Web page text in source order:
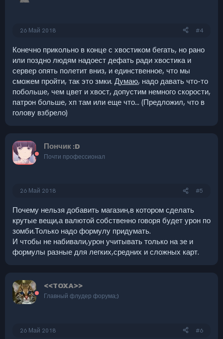
26 Май 2018 #4
Конечно прикольно в конце с хвостиком бегать, но рано
или поздно людям надоест дефать ради хвостика и
сервер опять полетит вниз, и единственное, что мы
сможем пройти, так это змки. Думаю, надо давать что-то
побольше, чем цвет и хвост, допустим немного скорости,
патрон больше, хп там или еще что... (Предложил, что в
голову взбрело)
Пончик :D
Почти профессионал
26 Май 2018 #5
Почему нельзя добавить магазин,в котором сделать
крутые вещи,а валютой собственно говоря будет урон по
зомби.Только надо формулу придумать.
И чтобы не набивали,урон учитывать только на зе и
формулы разные для легких,средних и сложных карт.
<<TOXA>>
Главный флудер форума;)
26 Май 2018 #6